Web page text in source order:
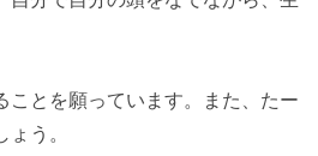
ことを願っています。また、たー
う。